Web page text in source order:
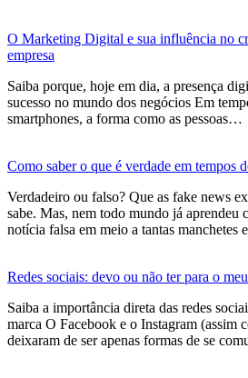
O Marketing Digital e sua influência no
empresa
Saiba porque, hoje em dia, a presença
sucesso no mundo dos negócios Em
smartphones, a forma como as pessoas…
Como saber o que é verdade em tempos
Verdadeiro ou falso? Que as fake news
sabe. Mas, nem todo mundo já aprendeu
notícia falsa em meio a tantas manchetes
Redes sociais: devo ou não ter para o
Saiba a importância direta das redes
marca O Facebook e o Instagram (assim
deixaram de ser apenas formas de se